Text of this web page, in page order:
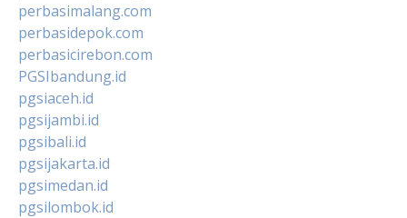
perbasimalang.com
perbasidepok.com
perbasicirebon.com
PGSIbandung.id
pgsiaceh.id
pgsijambi.id
pgsibali.id
pgsijakarta.id
pgsimedan.id
pgsilombok.id